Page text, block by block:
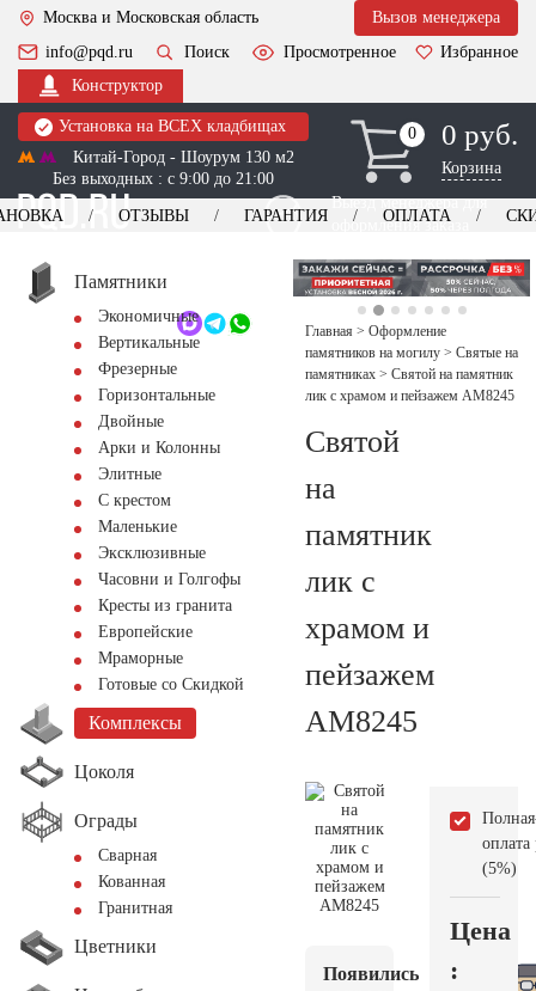
Москва и Московская область
Вызов менеджера
info@pqd.ru
Поиск Просмотренное
Избранное
Конструктор
Установка на ВСЕХ кладбищах
Китай-Город - Шоурум 130 м2
Без выходных : с 9:00 до 21:00
0
0 0 руб.
Корзина
Выезд менеджера для
оформления заказа
+7 (495) 518-44-23
Обратный звонок
ОТЗЫВЫ ГАРАНТИЯ ОПЛАТА
Памятники
Экономичные
Вертикальные
Фрезерные
Горизонтальные
Двойные
Арки и Колонны
Элитные
С крестом
Маленькие
Эксклюзивные
Часовни и Голгофы
Кресты из гранита
Европейские
Мраморные
Готовые со Скидкой
Комплексы
Цоколя
Ограды
Сварная
Кованная
Гранитная
Цветники
Главная > Оформление
памятников на могилу > Святые на
памятниках > Святой на памятник
лик с храмом и пейзажем AM8245
Святой
на
памятник
лик с
храмом и
пейзажем
AM8245
Появились
Полная
оплата
(5%)
Цена
: